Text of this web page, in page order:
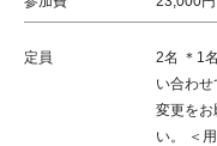
定員
2名 ＊1
い合わ
変更をお
い。 ＜